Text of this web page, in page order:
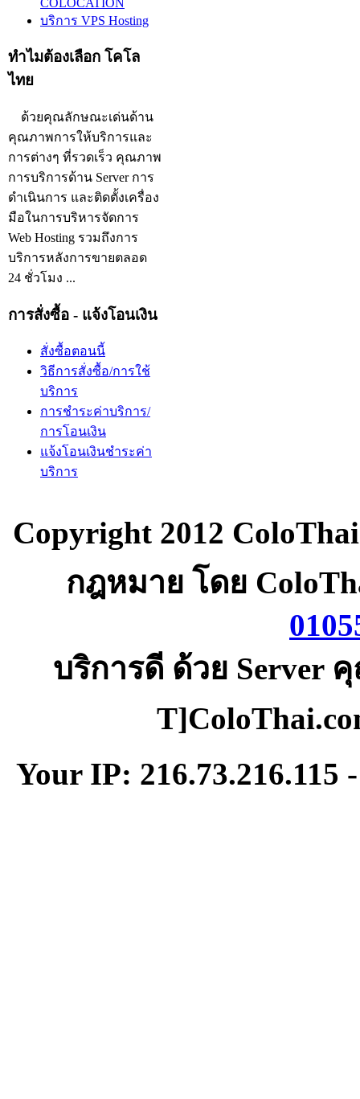
บริการ VPS Hosting
ทำไมต้องเลือก โคโล
ไทย
ด้วยคุณลักษณะเด่นด้าน
คุณภาพการให้บริการและ
การต่างๆ ที่รวดเร็ว คุณภาพ
การบริการด้าน Server การ
ดำเนินการ และติดตั้งเครื่อง
มือในการบริหารจัดการ
Web Hosting รวมถึงการ
บริการหลังการขายตลอด
24 ชั่วโมง ...
การสั่งซื้อ - แจ้งโอนเงิน
สั่งซื้อตอนนี้
วิธีการสั่งซื้อ/การใช้
บริการ
การชำระค่าบริการ/
การโอนเงิน
แจ้งโอนเงินชำระค่า
บริการ
Copyright 2012
กฎหมาย โดย
บริการดี ด้วย Server
Your IP: 216.73.216.115